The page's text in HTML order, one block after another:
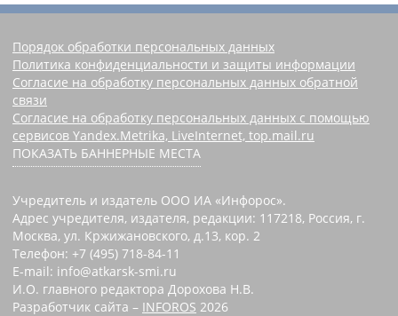
Порядок обработки персональных данных
Политика конфиденциальности и защиты информации
Согласие на обработку персональных данных обратной
связи
Согласие на обработку персональных данных с помощью
сервисов Yandex.Metrika, LiveInternet, top.mail.ru
ПОКАЗАТЬ БАННЕРНЫЕ МЕСТА
Учредитель и издатель ООО ИА «Инфорос».
Адрес учредителя, издателя, редакции: 117218, Россия, г.
Москва, ул. Кржижановского, д.13, кор. 2
Телефон: +7 (495) 718-84-11
E-mail: info@atkarsk-smi.ru
И.О. главного редактора Дорохова Н.В.
Разработчик сайта – INFOROS 2026